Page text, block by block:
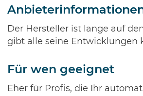
Der Hersteller ist lange auf
gibt alle seine Entwicklungen
Für wen geeignet
Eher für Profis, die Ihr